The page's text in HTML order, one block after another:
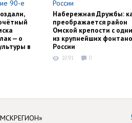
— о
в
Набережная Дружбы:
преображается район
Омской крепости с
из крупнейших
России
1091 0